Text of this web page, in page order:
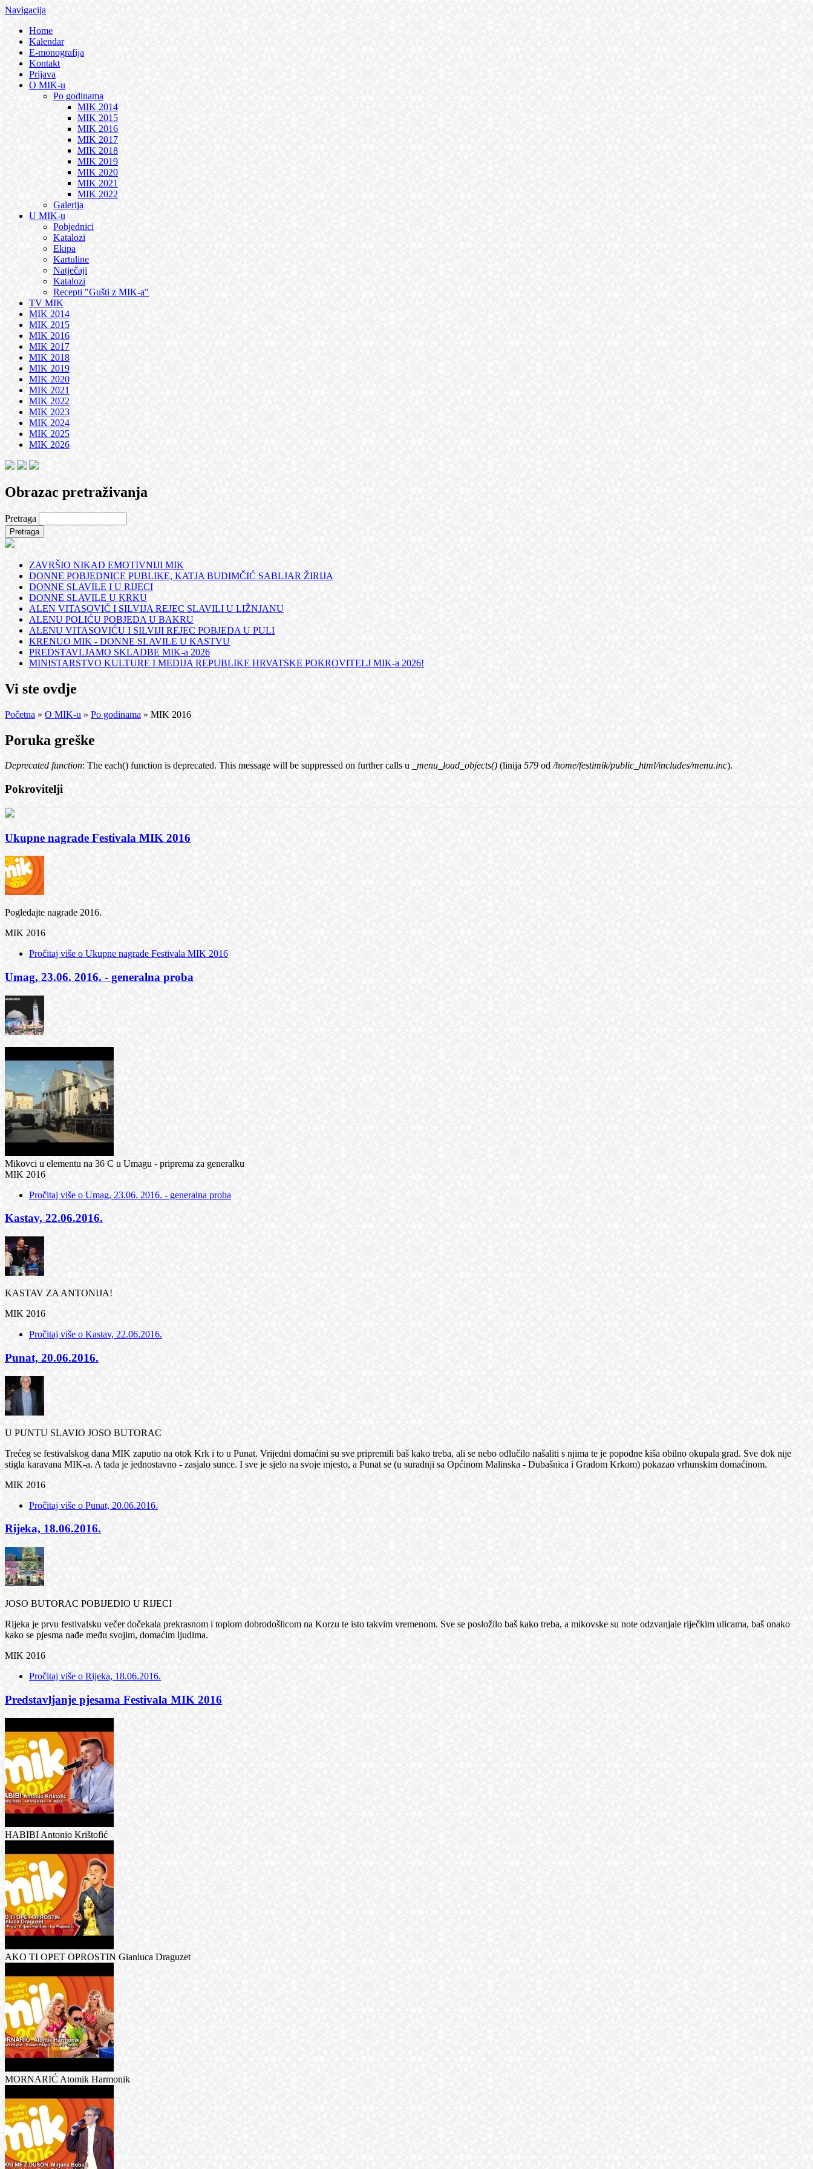
Navigacija
Home
Kalendar
E-monografija
Kontakt
Prijava
O MIK-u
Po godinama
MIK 2014
MIK 2015
MIK 2016
MIK 2017
MIK 2018
MIK 2019
MIK 2020
MIK 2021
MIK 2022
Galerija
U MIK-u
Pobjednici
Katalozi
Ekipa
Kartuline
Natječaji
Katalozi
Recepti "Gušti z MIK-a"
TV MIK
MIK 2014
MIK 2015
MIK 2016
MIK 2017
MIK 2018
MIK 2019
MIK 2020
MIK 2021
MIK 2022
MIK 2023
MIK 2024
MIK 2025
MIK 2026
Obrazac pretraživanja
Pretraga
ZAVRŠIO NIKAD EMOTIVNIJI MIK
DONNE POBJEDNICE PUBLIKE, KATJA BUDIMČIĆ SABLJAR ŽIRIJA
DONNE SLAVILE I U RIJECI
DONNE SLAVILE U KRKU
ALEN VITASOVIĆ I SILVIJA REJEC SLAVILI U LIŽNJANU
ALENU POLIĆU POBJEDA U BAKRU
ALENU VITASOVIĆU I SILVIJI REJEC POBJEDA U PULI
KRENUO MIK - DONNE SLAVILE U KASTVU
PREDSTAVLJAMO SKLADBE MIK-a 2026
MINISTARSTVO KULTURE I MEDIJA REPUBLIKE HRVATSKE POKROVITELJ MIK-a 2026!
Vi ste ovdje
Početna » O MIK-u » Po godinama » MIK 2016
Poruka greške
Deprecated function: The each() function is deprecated. This message will be suppressed on further calls u _menu_load_objects() (linija 579 od/home/festimik/public_html/includes/menu.inc).
Pokrovitelji
Ukupne nagrade Festivala MIK 2016
Pogledajte nagrade 2016.
MIK 2016
Pročitaj više o Ukupne nagrade Festivala MIK 2016
Umag, 23.06. 2016. - generalna proba
Mikovci u elementu na 36 C u Umagu - priprema za generalku
MIK 2016
Pročitaj više o Umag, 23.06. 2016. - generalna proba
Kastav, 22.06.2016.
KASTAV ZA ANTONIJA!
MIK 2016
Pročitaj više o Kastav, 22.06.2016.
Punat, 20.06.2016.
U PUNTU SLAVIO JOSO BUTORAC
Trećeg se festivalskog dana MIK zaputio na otok Krk i to u Punat. Vrijedni domaćini su sve pripremili baš kako treba, ali se nebo odlučilo našaliti s njima te je popodne kiša obilno okupala grad. Sve dok nije
stigla karavana MIK-a. A tada je jednostavno - zasjalo sunce. I sve je sjelo na svoje mjesto, a Punat se (u suradnji sa Općinom Malinska - Dubašnica i Gradom Krkom) pokazao vrhunskim domaćinom.
MIK 2016
Pročitaj više o Punat, 20.06.2016.
Rijeka, 18.06.2016.
JOSO BUTORAC POBIJEDIO U RIJECI
Rijeka je prvu festivalsku večer dočekala prekrasnom i toplom dobrodošlicom na Korzu te isto takvim vremenom. Sve se posložilo baš kako treba, a mikovske su note odzvanjale riječkim ulicama, baš onako
kako se pjesma nađe među svojim, domaćim ljudima.
MIK 2016
Pročitaj više o Rijeka, 18.06.2016.
Predstavljanje pjesama Festivala MIK 2016
HABIBI Antonio Krištofić
AKO TI OPET OPROSTIN Gianluca Draguzet
MORNARIĆ Atomik Harmonik